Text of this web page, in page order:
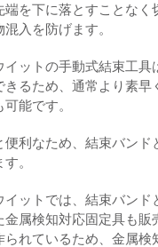
端を下に落とすことなく
入を防げます。
イットの手動式結束工具
きるため、通常より素早
能です。
便利なため、結束バンド
。
イットでは、結束バンド
金属検知対応固定具も販
られているため、金属検